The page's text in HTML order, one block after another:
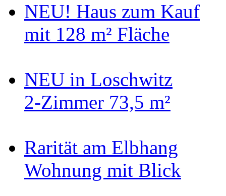
NEU! Haus zum Kauf
mit 128 m² Fläche
NEU in Loschwitz
2-Zimmer 73,5 m²
Rarität am Elbhang
Wohnung mit Blick